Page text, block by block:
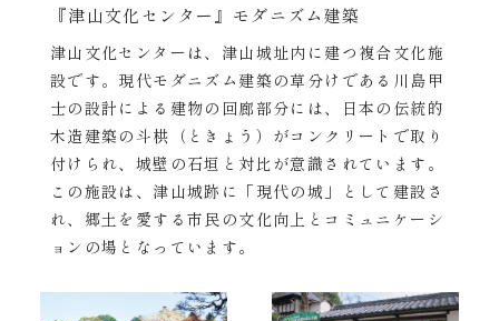
『津山文化センター』モダニズム建築
津山文化センターは、津山城址内に建つ複合文化施
設です。現代モダニズム建築の草分けである川島甲
士の設計による建物の回廊部分には、日本の伝統的
木造建築の斗栱（ときょう）がコンクリートで取り
付けられ、城壁の石垣と対比が意識されています。
この施設は、津山城跡に「現代の城」として建設さ
れ、郷土を愛する市民の文化向上とコミュニケーシ
ョンの場となっています。